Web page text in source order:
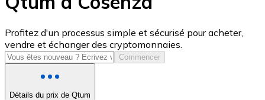
USD Coin
USDC
Profitez d'un processus simple et sécurisé pour acheter,
vendre et échanger des cryptomonnaies.
Commencer
Détails du prix de Qtum